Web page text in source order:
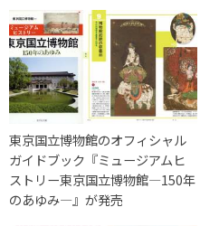
東京国立博物館のオフィシャル
ガイドブック『ミュージアムヒ
ストリー東京国立博物館―150年
のあゆみ―』が発売